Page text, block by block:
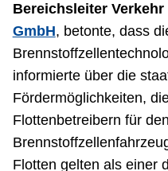
Bereichsleiter
GmbH, betonte, dass
informierte über die
Fördermöglichkeiten,
Flottenbetreibern für
Flotten gelten als einer